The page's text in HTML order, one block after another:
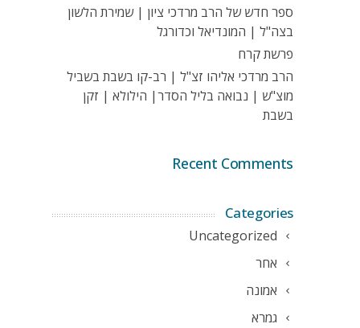
ספר חדש של הרב מרדכי ציון | שמירת הלשון
בצה"ל | המונדיאל וכדורגל
פרשת קרח
הרב מרדכי אליהו זצ"ל | רב-קו בשבת בשביל
מוצ"ש | נבואה בליל הסדר| הילולא | זקן
בשבת
Recent Comments
Categories
Uncategorized
אחר
אמונה
גמרא